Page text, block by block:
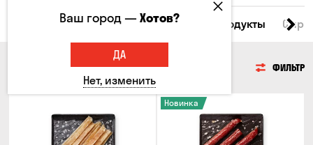
Все товары Мясо Рыба Морепродукты
ФИЛЬТР
Новинка
Ваш город —Хотов?
ДА
Нет, изменить